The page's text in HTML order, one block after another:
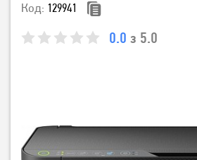
Код: 129941
0.0 з 5.0